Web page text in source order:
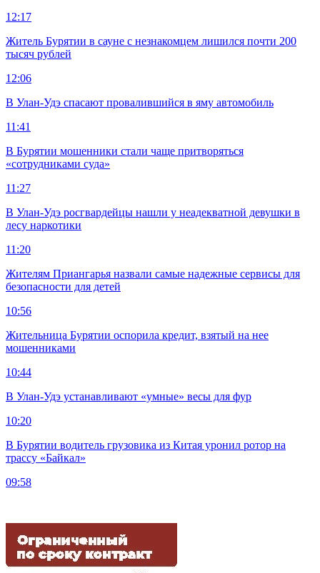
12:17
Житель Бурятии в сауне с незнакомцем лишился почти 200
тысяч рублей
12:06
В Улан-Удэ спасают провалившийся в яму автомобиль
11:41
В Бурятии мошенники стали чаще притворяться
«сотрудниками суда»
11:27
В Улан-Удэ росгвардейцы нашли у неадекватной девушки в
лесу наркотики
11:20
Жителям Приангарья назвали самые надежные сервисы для
безопасности для детей
10:56
Жительница Бурятии оспорила кредит, взятый на нее
мошенниками
10:44
В Улан-Удэ устанавливают «умные» весы для фур
10:20
В Бурятии водитель грузовика из Китая уронил ротор на
трассу «Байкал»
09:58